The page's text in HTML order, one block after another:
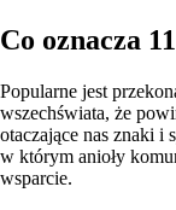
Co oznacza
Popularne jest
wszechświata, że
otaczające nas znaki i
w którym anioły
wsparcie.